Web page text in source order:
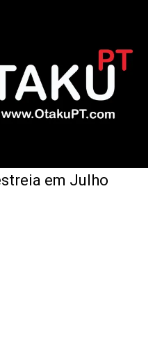
em Julho